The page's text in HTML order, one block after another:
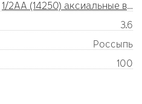
1/2AA (14250) аксиальные выводы
3.6
Россыпь
100